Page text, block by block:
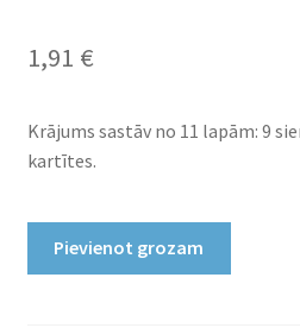
1,91 €
Krājums sastāv no 11 lapām: 9
kartītes.
Pievienot grozam